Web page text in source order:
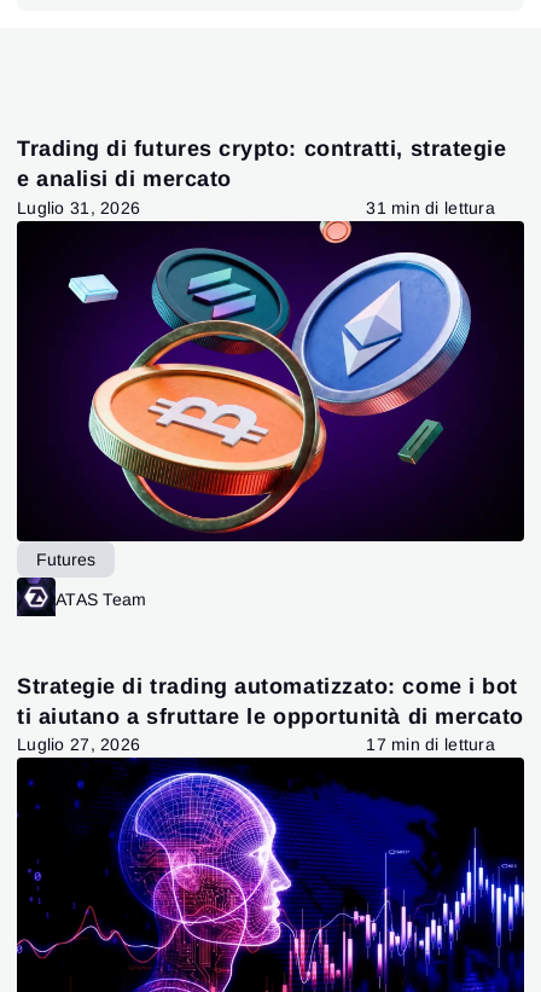
Trading di futures crypto: contratti, strategie
e analisi di mercato
Luglio 31, 2026 31 min di lettura
Futures
ATAS Team
Strategie di trading automatizzato: come i bot
ti aiutano a sfruttare le opportunità di mercato
Luglio 27, 2026 17 min di lettura